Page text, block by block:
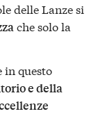
delle Lanze si
che solo la
in questo
e della